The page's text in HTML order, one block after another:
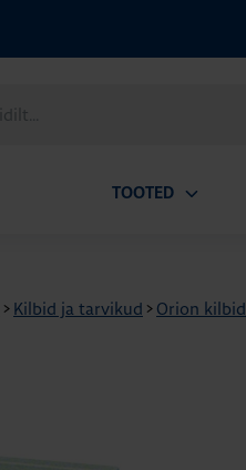
TOOTED
> Kilbid ja tarvikud > Orion kilbid